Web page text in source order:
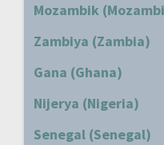
Mozambik
Zambiya (Zambia)
Gana (Ghana)
Nijerya (Nigeria)
Senegal (Senegal)